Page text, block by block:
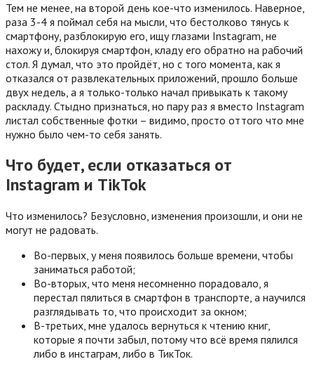
Тем не менее, на второй день кое-что изменилось. Наверное,
раза 3-4 я поймал себя на мысли, что бестолково тянусь к
смартфону, разблокирую его, ищу глазами Instagram, не
нахожу и, блокируя смартфон, кладу его обратно на рабочий
стол. Я думал, что это пройдёт, но с того момента, как я
отказался от развлекательных приложений, прошло больше
двух недель, а я только-только начал привыкать к такому
раскладу. Стыдно признаться, но пару раз я вместо Instagram
листал собственные фотки – видимо, просто оттого что мне
нужно было чем-то себя занять.
Что будет, если отказаться от
Instagram и TikTok
Что изменилось? Безусловно, изменения произошли, и они не
могут не радовать.
Во-первых, у меня появилось больше времени, чтобы
заниматься работой;
Во-вторых, что меня несомненно порадовало, я
перестал пялиться в смартфон в транспорте, а научился
разглядывать то, что происходит за окном;
В-третьих, мне удалось вернуться к чтению книг,
которые я почти забыл, потому что всё время пялился
либо в инстаграм, либо в ТикТок.